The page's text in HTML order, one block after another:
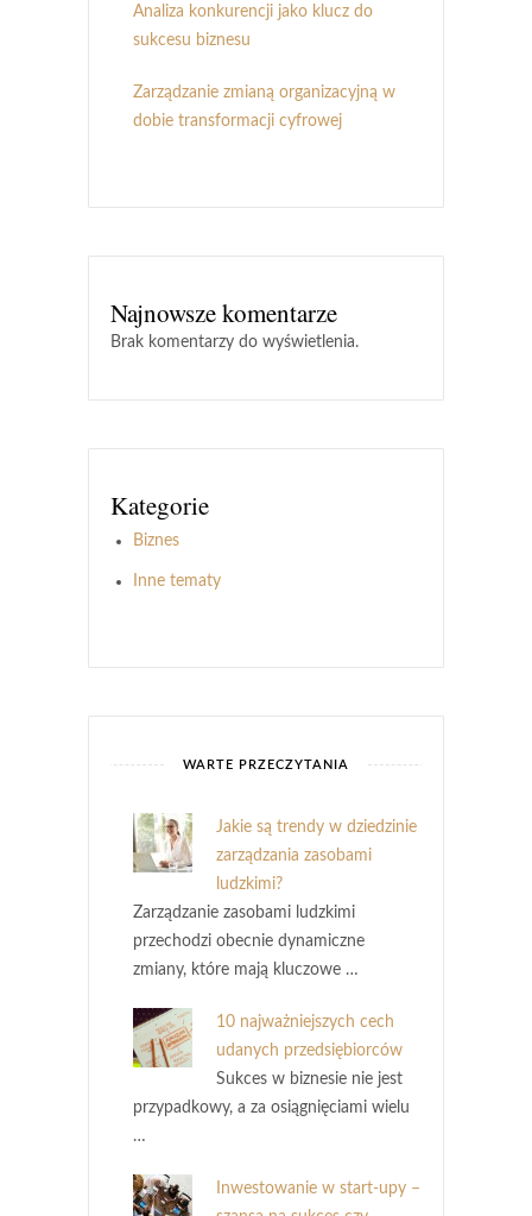
Analiza konkurencji jako klucz do
sukcesu biznesu
Zarządzanie zmianą organizacyjną w
dobie transformacji cyfrowej
Najnowsze komentarze
Brak komentarzy do wyświetlenia.
Kategorie
Biznes
Inne tematy
WARTE PRZECZYTANIA
Jakie są trendy w dziedzinie
zarządzania zasobami
ludzkimi?
Zarządzanie zasobami ludzkimi
przechodzi obecnie dynamiczne
zmiany, które mają kluczowe …
10 najważniejszych cech
udanych przedsiębiorców
Sukces w biznesie nie jest
przypadkowy, a za osiągnięciami wielu
…
Inwestowanie w start-upy –